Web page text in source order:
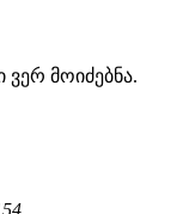
ვერ მოიძებნა.